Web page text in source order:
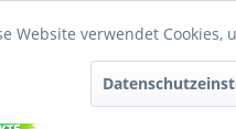
Website verwendet